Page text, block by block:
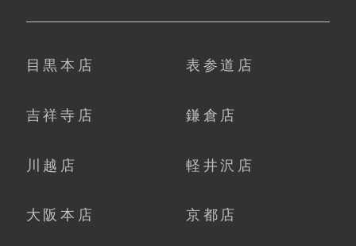
目黒本店 表参道店
吉祥寺店 鎌倉店
川越店 軽井沢店
大阪本店 京都店